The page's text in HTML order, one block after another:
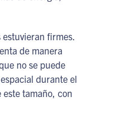
firmes.
de manera
no se puede
durante el
tamaño, con